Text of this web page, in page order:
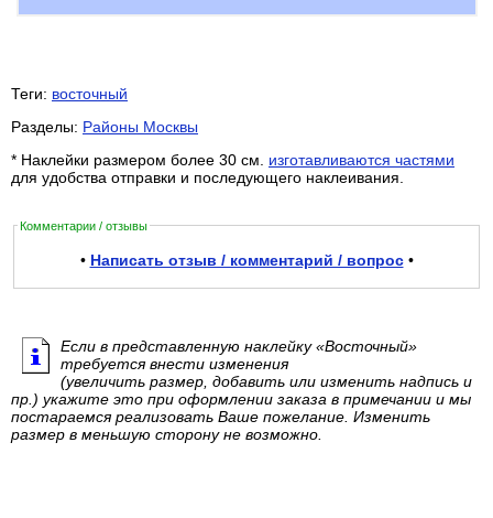
Теги: восточный
Разделы: Районы Москвы
* Наклейки размером более 30 см. изготавливаются частями
для удобства отправки и последующего наклеивания.
Комментарии / отзывы
• Написать отзыв / комментарий / вопрос•
Если в представленную наклейку «Восточный»
требуется внести изменения
(увеличить размер, добавить или изменить надпись и
пр.) укажите это при оформлении заказа в примечании и мы
постараемся реализовать Ваше пожелание. Изменить
размер в меньшую сторону не возможно.